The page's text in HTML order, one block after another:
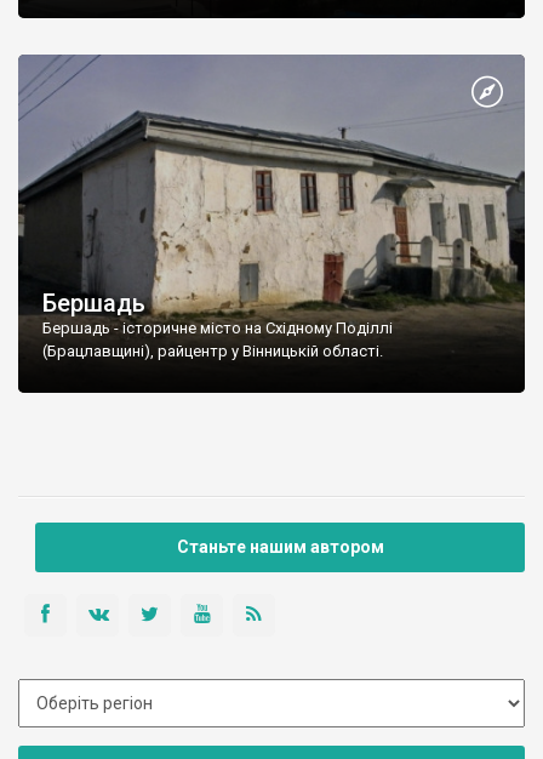
Бершадь
Бершадь - історичне місто на Східному Поділлі
(Брацлавщині), райцентр у Вінницькій області.
Станьте нашим автором